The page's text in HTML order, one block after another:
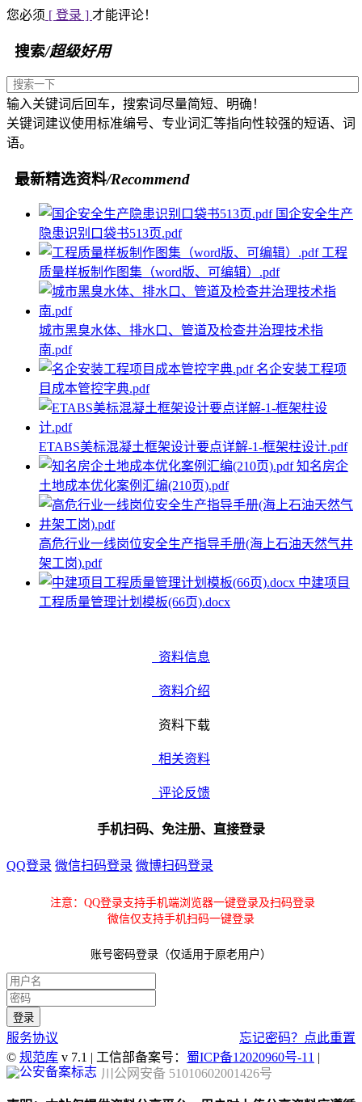
您必须 [ 登录 ] 才能评论！
搜索/超级好用
输入关键词后回车，搜索词尽量简短、明确！
关键词建议使用标准编号、专业词汇等指向性较强的短语、词
语。
最新精选资料/Recommend
国企安全生产
隐患识别口袋书513页.pdf
工程
质量样板制作图集（word版、可编辑）.pdf
城市黑臭水体、排水口、管道及检查井治理技术指
南.pdf
名企安装工程项
目成本管控字典.pdf
ETABS美标混凝土框架设计要点详解-1-框架柱设计.pdf
知名房企
土地成本优化案例汇编(210页).pdf
高危行业一线岗位安全生产指导手册(海上石油天然气井
架工岗).pdf
中建项目
工程质量管理计划模板(66页).docx
资料信息
资料介绍
资料下载
相关资料
评论反馈
手机扫码、免注册、直接登录
QQ登录 微信扫码登录 微博扫码登录
注意：QQ登录支持手机端浏览器一键登录及扫码登录
微信仅支持手机扫码一键登录
账号密码登录（仅适用于原老用户）
服务协议
忘记密码？点此重置
© 规范库 v 7.1 | 工信部备案号： 蜀ICP备12020960号-11 |
川公网安备 51010602001426号